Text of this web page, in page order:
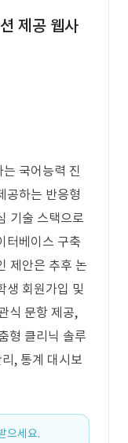
제공 웹사
국어능력 진
공하는 반응형
기술 스택으로
터베이스 구축
제안은 추후 논
생 회원가입 및
식 문항 제공,
형 클리닉 솔루
, 통계 대시보
으세요.